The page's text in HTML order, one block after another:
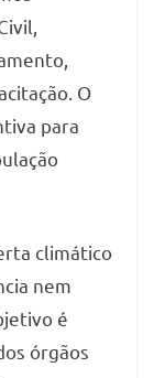
O
para
climático
nem
é
órgãos